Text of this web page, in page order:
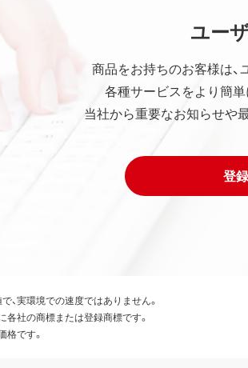
ユー
商品をお持ちのお客様は
各種サービスをより簡単
当社から重要なお知らせや
登
実環境での速度ではありません。
社の商標または登録商標です。
です。